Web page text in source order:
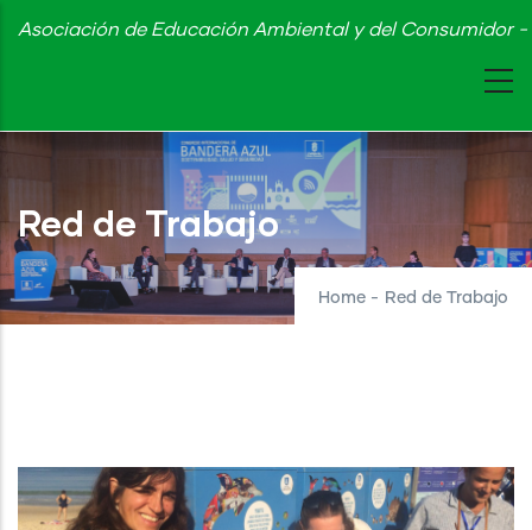
Skip
content
Asociación de Educación Ambiental y del Consumidor
Red de Trabajo
Home - Red de Trabajo